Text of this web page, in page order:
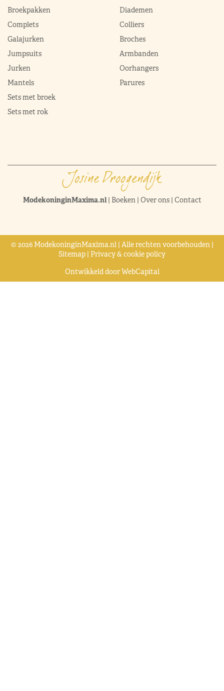
Broekpakken
Complets
Galajurken
Jumpsuits
Jurken
Mantels
Sets met broek
Sets met rok
Diademen
Colliers
Broches
Armbanden
Oorhangers
Parures
ModekoninginMaxima.nl| Boeken| Over ons| Contact
© 2026 ModekoninginMaxima.nl | Alle rechten voorbehouden |
Sitemap | Privacy & cookie policy
Ontwikkeld doorWebCapital